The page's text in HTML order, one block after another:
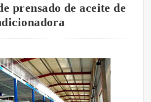
prensado de aceite de